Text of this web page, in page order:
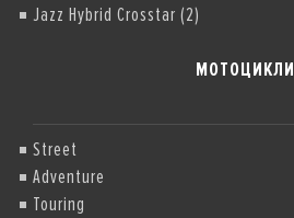
Jazz Hybrid Crosstar (2)
МОТОЦИКЛИ
Street
Adventure
Touring